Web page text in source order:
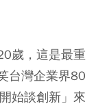
歲，這是最重
台灣企業界80
始談創新」來